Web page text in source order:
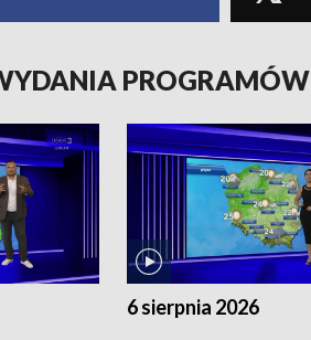
PROGRAMÓW
6 sierpnia 2026